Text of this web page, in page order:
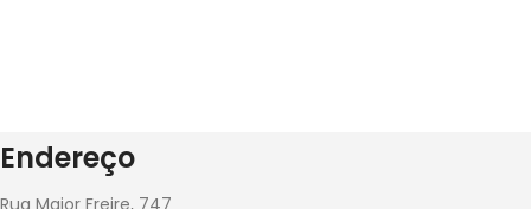
Endereço
Rua Major Freire, 747